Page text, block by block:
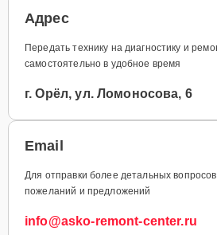
Адрес
Передать технику на диагностику и
самостоятельно в удобное время
г. Орёл, ул. Ломоносова, 6
Email
Для отправки более детальных
пожеланий и предложений
info@asko-remont-center.ru